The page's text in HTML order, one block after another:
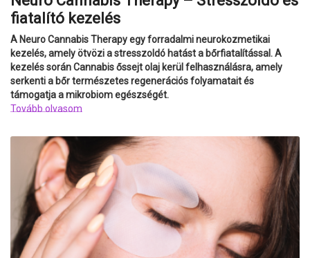
fiatalító kezelés
A Neuro Cannabis Therapy egy forradalmi neurokozmetikai
kezelés, amely ötvözi a stresszoldó hatást a bőrfiatalítással. A
kezelés során Cannabis őssejt olaj kerül felhasználásra, amely
serkenti a bőr természetes regenerációs folyamatait és
támogatja a mikrobiom egészségét.
Tovább olvasom